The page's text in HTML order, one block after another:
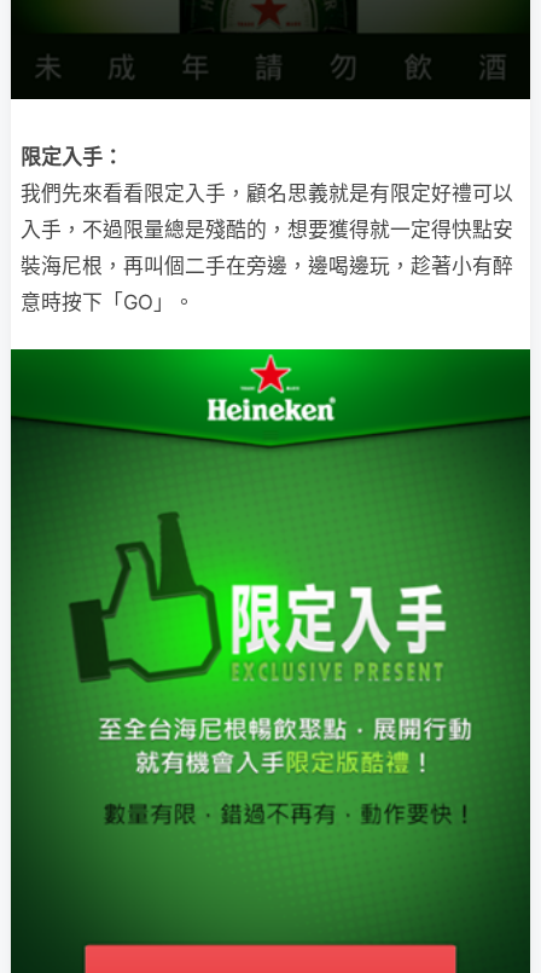
限定入手：
我們先來看看限定入手，顧名思義就是有限定好禮可以
入手，不過限量總是殘酷的，想要獲得就一定得快點安
裝海尼根，再叫個二手在旁邊，邊喝邊玩，趁著小有醉
意時按下「GO」。